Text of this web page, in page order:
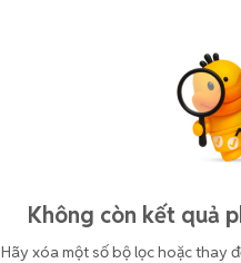
Không còn kết quả
Hãy xóa một số bộ lọc hoặc thay